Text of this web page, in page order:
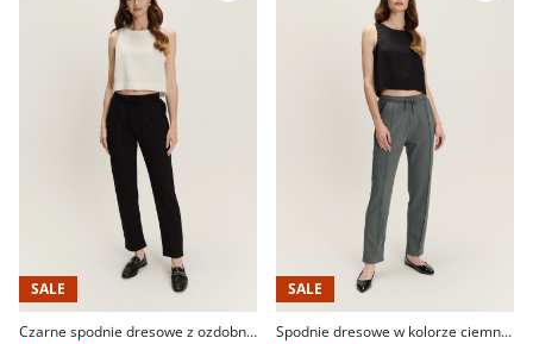
SALE
Czarne spodnie dresowe z ozdobnym przeszyciem na nogawkach
SALE
Spodnie dresowe w kolorze ciemnej zieleni